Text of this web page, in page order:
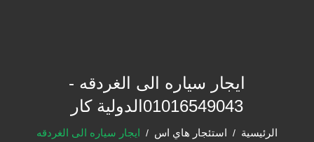
ايجار سياره الى الغردقه -
01016549043الدولية كار
الرئيسية استئجار هاي اس ايجار سياره الى الغردقه